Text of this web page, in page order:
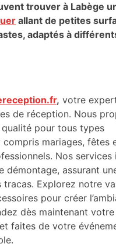
trouver à Labège
allant de petites
adaptés à
, votre
de réception. Nous
pour tous types
compris mariages, fêtes
Nos services
démontage, assurant
tracas. Explorez notre
pour créer
dès maintenant
faites de votre